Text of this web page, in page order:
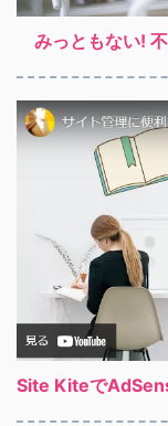
みっともない!
Site Kiteで